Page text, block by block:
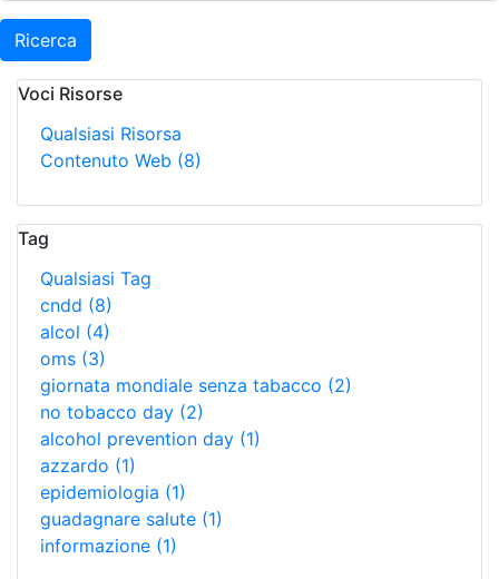
Ricerca
Voci Risorse
Qualsiasi Risorsa
Contenuto Web (8)
Tag
Qualsiasi Tag
cndd (8)
alcol (4)
oms (3)
giornata mondiale senza tabacco (2)
no tobacco day (2)
alcohol prevention day (1)
azzardo (1)
epidemiologia (1)
guadagnare salute (1)
informazione (1)